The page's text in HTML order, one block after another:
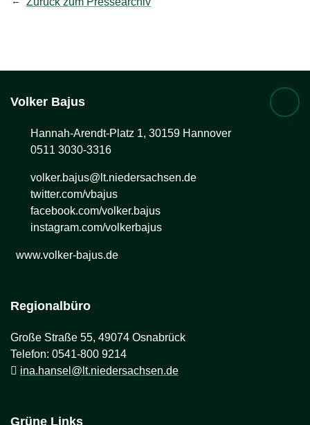
Volker Bajus
Hannah-Arendt-Platz 1, 30159 Hannover
0511 3030-3316
volker.bajus@lt.niedersachsen.de
twitter.com/vbajus
facebook.com/volker.bajus
instagram.com/volkerbajus
www.volker-bajus.de
Regionalbüro
Große Straße 55, 49074 Osnabrück
Telefon: 0541-800 9214
ina.hansel@lt.niedersachsen.de
Grüne Links